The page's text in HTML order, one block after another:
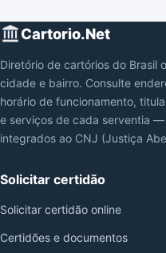
Cartorio.Net
Diretório de cartórios do Brasil
cidade e bairro. Consulte
horário de funcionamento,
e serviços de cada serventia
integrados ao CNJ (Justiça
Solicitar certidão
Solicitar certidão online
Certidões e documentos